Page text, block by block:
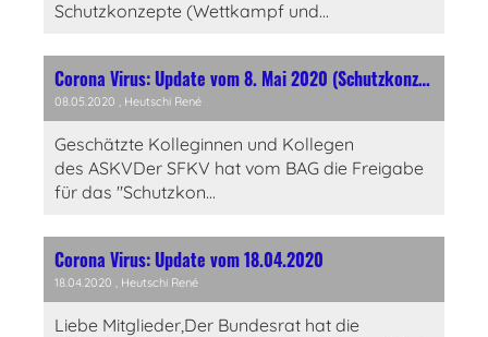
Schutzkonzepte (Wettkampf und...
Corona Virus: Update vom 8. Mai 2020 (Schutzkonzept)
08.05.2020 , Heutschi René
Geschätzte Kolleginnen und Kollegen
des ASKVDer SFKV hat vom BAG die Freigabe
für das "Schutzkon...
Corona Virus: Update vom 18.04.2020
18.04.2020 , Heutschi René
Liebe Mitglieder,Der Bundesrat hat die